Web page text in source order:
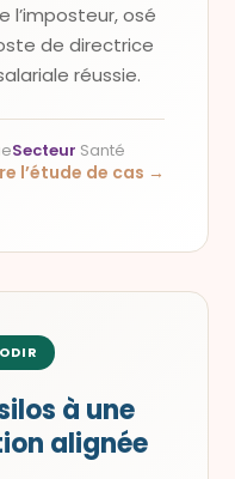
l’imposteur, osé
de directrice
réussie.
Secteur Santé
l’étude de cas →
à une
alignée